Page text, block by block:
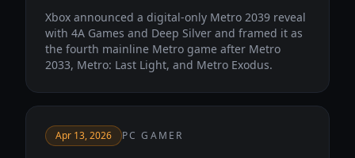
Xbox announced a digital-only Metro 2039 reveal
with 4A Games and Deep Silver and framed it as
the fourth mainline Metro game after Metro
2033, Metro: Last Light, and Metro Exodus.
Apr 13, 2026 PC GAMER